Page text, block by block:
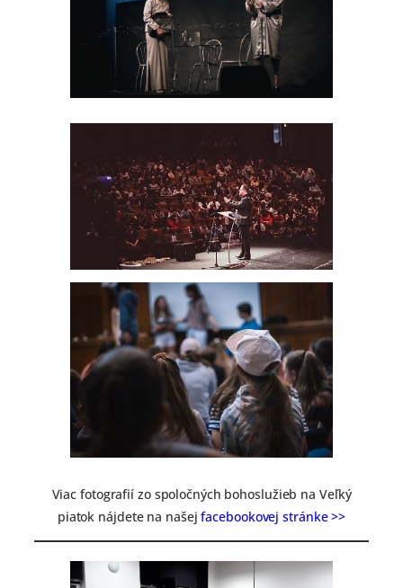
Viac fotografií zo spoločných bohoslužieb na Veľký
piatok nájdete na našejfacebookovej stránke >>